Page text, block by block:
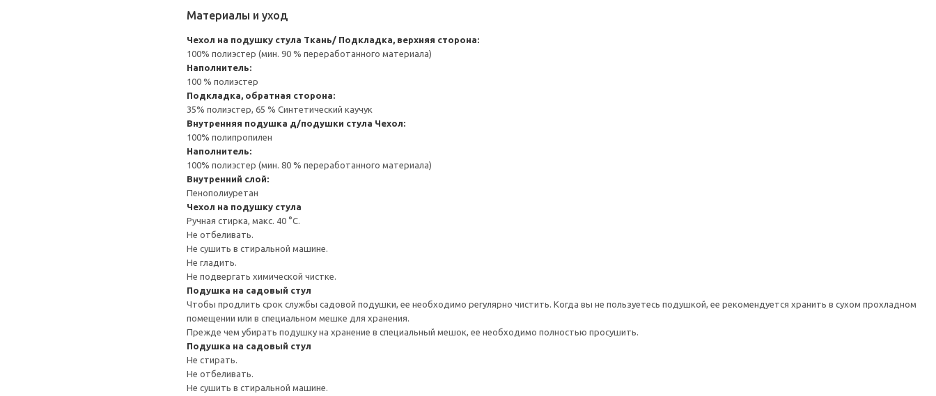
Материалы и уход
Чехол на подушку стула Ткань/ Подкладка, верхняя сторона:
100% полиэстер (мин. 90 % переработанного материала)
Наполнитель:
100 % полиэстер
Подкладка, обратная сторона:
35% полиэстер, 65 % Синтетический каучук
Внутренняя подушка д/подушки стула Чехол:
100% полипропилен
Наполнитель:
100% полиэстер (мин. 80 % переработанного материала)
Внутренний слой:
Пенополиуретан
Чехол на подушку стула
Ручная стирка, макс. 40 °C.
Не отбеливать.
Не сушить в стиральной машине.
Не гладить.
Не подвергать химической чистке.
Подушка на садовый стул
Чтобы продлить срок службы садовой подушки, ее необходимо регулярно чистить. Когда вы не пользуетесь подушкой, ее рекомендуется хранить в сухом прохладном
помещении или в специальном мешке для хранения.
Прежде чем убирать подушку на хранение в специальный мешок, ее необходимо полностью просушить.
Подушка на садовый стул
Не стирать.
Не отбеливать.
Не сушить в стиральной машине.